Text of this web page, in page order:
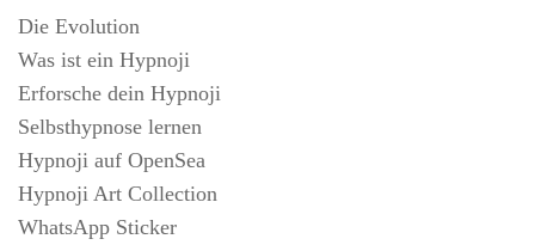
Die Evolution
Was ist ein Hypnoji
Erforsche dein Hypnoji
Selbsthypnose lernen
Hypnoji auf OpenSea
Hypnoji Art Collection
WhatsApp Sticker